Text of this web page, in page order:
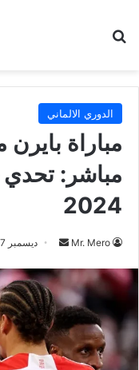
الدوري الالماني
مباراة بايرن
مباشر: تحدي
2024
Mr. Mero
أرسل
إلكترونيا
ديسمبر 7, 2024